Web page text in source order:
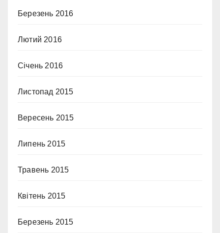
Березень 2016
Лютий 2016
Січень 2016
Листопад 2015
Вересень 2015
Липень 2015
Травень 2015
Квітень 2015
Березень 2015